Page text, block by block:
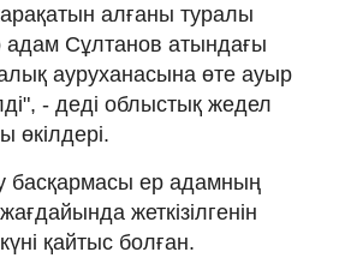
алғаны туралы
адам Сұлтанов атындағы
ауруханасына өте ауыр
- деді облыстық жедел
өкілдері.
басқармасы ер адамның
жеткізілгенін
қайтыс болған.